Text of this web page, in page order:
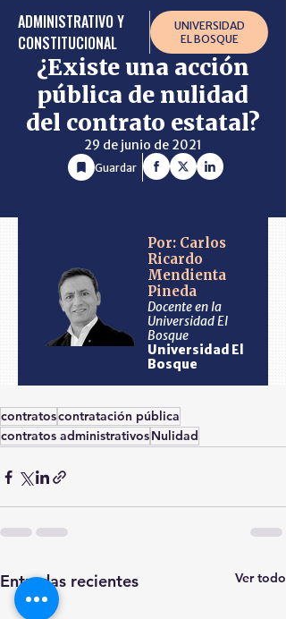
contratoscontratación pública
contratos administrativosNulidad
Entradas recientes Ver todo